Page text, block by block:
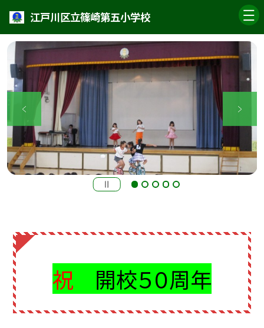
江戸川区立篠崎第五小学校
祝 開校５０周年